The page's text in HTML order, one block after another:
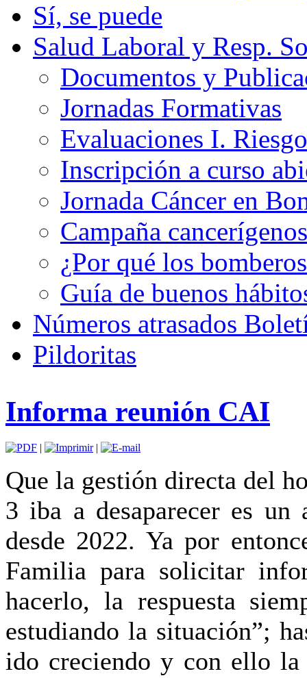
Sí, se puede
Salud Laboral y Resp.
Documentos y
Jornadas Formativas
Evaluaciones I.
Inscripción a curso
Jornada Cáncer en
Campaña
¿Por qué los
Guía de buenos
Números atrasados
Pildoritas
Informa reunión CAI
| |
Que la gestión directa del
3 iba a desaparecer es un
desde 2022. Ya por
Familia para solicitar
hacerlo, la respuesta
estudiando la situación”;
ido creciendo y con ello